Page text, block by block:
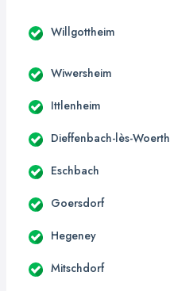
Willgottheim
Wiwersheim
Ittlenheim
Dieffenbach-lès-Woerth
Eschbach
Goersdorf
Hegeney
Mitschdorf